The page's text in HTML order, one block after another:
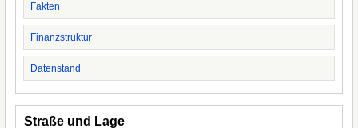
Fakten
Finanzstruktur
Datenstand
Straße und Lage